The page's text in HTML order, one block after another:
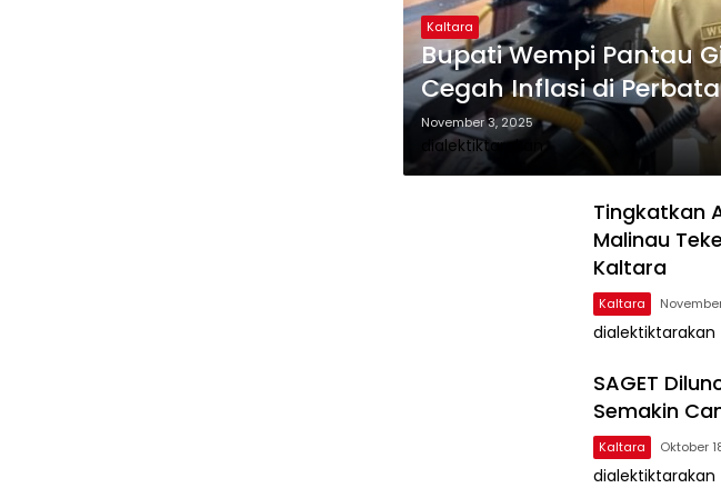
Kaltara
Bupati Wempi Pantau
Cegah Inflasi di
November 3, 2025
dialektiktarakan
Tingkatkan
Malinau
Kaltara
Kaltara
dialektiktarakan
SAGET
Semakin
Kaltara Oktober
dialektiktarakan